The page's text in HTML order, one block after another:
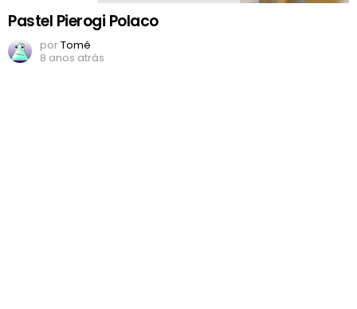
Pastel Pierogi Polaco
porTomé
8 anos atrás